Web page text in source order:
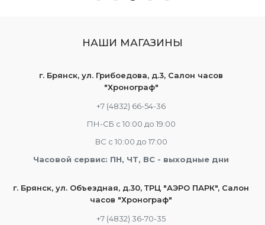
НАШИ МАГАЗИНЫ
г. Брянск, ул. Грибоедова, д.3, Салон часов
"Хронограф"
+7 (4832) 66-54-36
ПН-СБ с 10:00 до 19:00
ВС с 10:00 до 17:00
Часовой сервис: ПН, ЧТ, ВС - выходные дни
г. Брянск, ул. Объездная, д.30, ТРЦ "АЭРО ПАРК", Салон
часов "Хронограф"
+7 (4832) 36-70-35